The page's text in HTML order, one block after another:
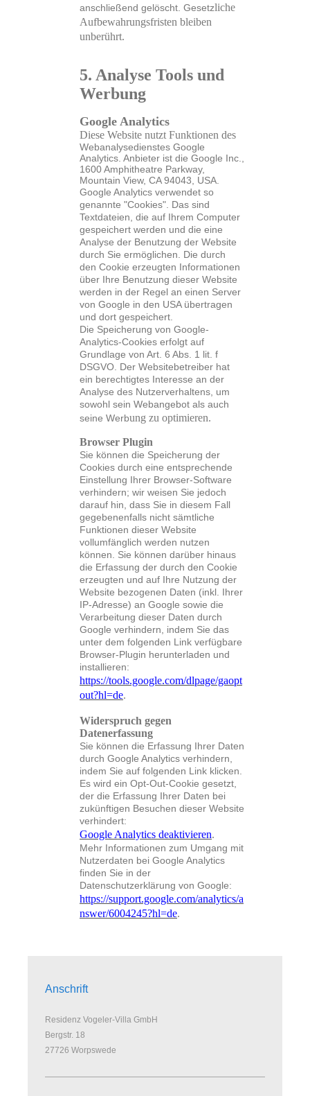
anschließend gelöscht. Gesetzliche
Aufbewahrungsfristen bleiben
unberührt.
5. Analyse Tools und
Werbung
Google Analytics
Diese Website nutzt Funktionen des
Webanalysedienstes Google
Analytics. Anbieter ist die Google Inc.,
1600 Amphitheatre Parkway,
Mountain View, CA 94043, USA.
Google Analytics verwendet so
genannte "Cookies". Das sind
Textdateien, die auf Ihrem Computer
gespeichert werden und die eine
Analyse der Benutzung der Website
durch Sie ermöglichen. Die durch
den Cookie erzeugten Informationen
über Ihre Benutzung dieser Website
werden in der Regel an einen Server
von Google in den USA übertragen
und dort gespeichert.
Die Speicherung von Google-
Analytics-Cookies erfolgt auf
Grundlage von Art. 6 Abs. 1 lit. f
DSGVO. Der Websitebetreiber hat
ein berechtigtes Interesse an der
Analyse des Nutzerverhaltens, um
sowohl sein Webangebot als auch
seine Werbung zu optimieren.
Browser Plugin
Sie können die Speicherung der
Cookies durch eine entsprechende
Einstellung Ihrer Browser-Software
verhindern; wir weisen Sie jedoch
darauf hin, dass Sie in diesem Fall
gegebenenfalls nicht sämtliche
Funktionen dieser Website
vollumfänglich werden nutzen
können. Sie können darüber hinaus
die Erfassung der durch den Cookie
erzeugten und auf Ihre Nutzung der
Website bezogenen Daten (inkl. Ihrer
IP-Adresse) an Google sowie die
Verarbeitung dieser Daten durch
Google verhindern, indem Sie das
unter dem folgenden Link verfügbare
Browser-Plugin herunterladen und
installieren:
https://tools.google.com/dlpage/gaopt
out?hl=de.
Widerspruch gegen
Datenerfassung
Sie können die Erfassung Ihrer Daten
durch Google Analytics verhindern,
indem Sie auf folgenden Link klicken.
Es wird ein Opt-Out-Cookie gesetzt,
der die Erfassung Ihrer Daten bei
zukünftigen Besuchen dieser Website
verhindert:
Google Analytics deaktivieren.
Mehr Informationen zum Umgang mit
Nutzerdaten bei Google Analytics
finden Sie in der
Datenschutzerklärung von Google:
https://support.google.com/analytics/a
nswer/6004245?hl=de.
Anschrift
Residenz Vogeler-Villa GmbH
Bergstr. 18
27726 Worpswede